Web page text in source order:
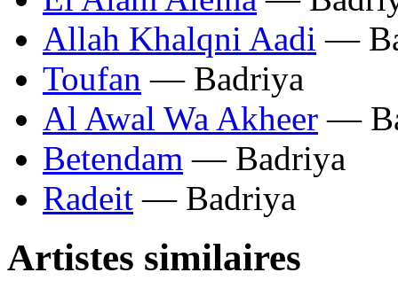
Allah Khalqni Aadi —
Toufan — Badriya
Al Awal Wa Akheer —
Betendam — Badriya
Radeit — Badriya
Artistes similaires